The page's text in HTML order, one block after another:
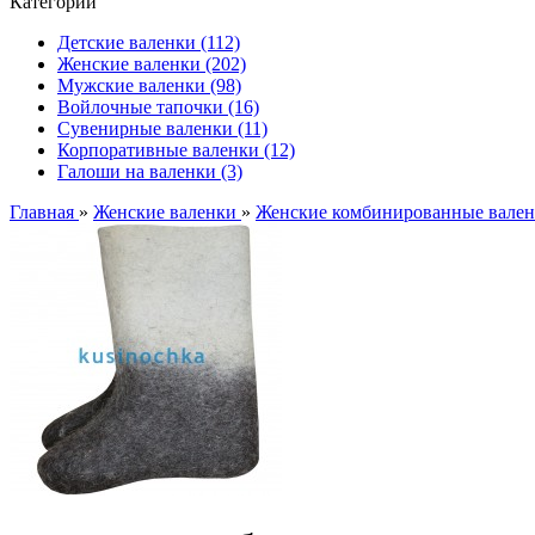
Детские валенки (112)
Женские валенки (202)
Мужские валенки (98)
Войлочные тапочки (16)
Сувенирные валенки (11)
Корпоративные валенки (12)
Галоши на валенки (3)
Главная » Женские валенки » Женские комбинированные